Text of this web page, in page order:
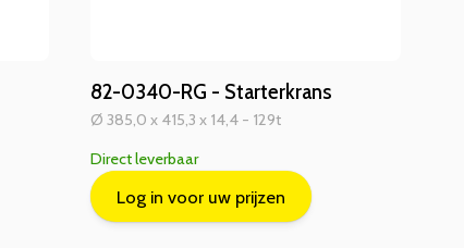
82-0340-RG - Starterkrans
Ø 385,0 x 415,3 x 14,4 - 129t
Direct leverbaar
Log in voor uw prijzen